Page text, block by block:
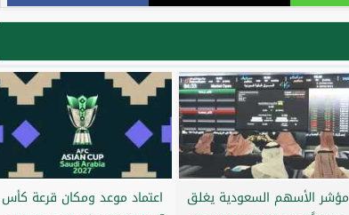
مؤشر الأسهم السعودية يغلق
اعتماد موعد ومكان قرعة كأس